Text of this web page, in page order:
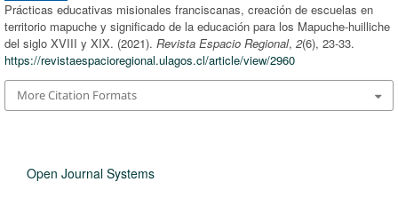
Prácticas educativas misionales franciscanas, creación de escuelas en
territorio mapuche y significado de la educación para los Mapuche-huilliche
del siglo XVIII y XIX. (2021). Revista Espacio Regional, 2(6), 23-33.
https://revistaespacioregional.ulagos.cl/article/view/2960
More Citation Formats
Open Journal Systems